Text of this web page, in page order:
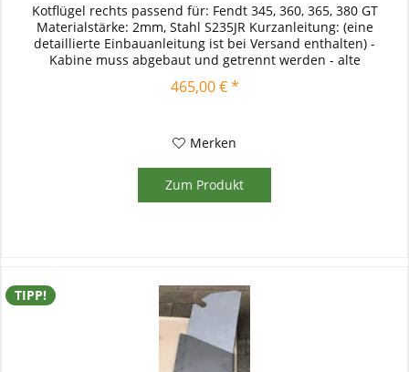
Kotflügel rechts passend für: Fendt 345, 360, 365, 380 GT
Materialstärke: 2mm, Stahl S235JR Kurzanleitung: (eine
detaillierte Einbauanleitung ist bei Versand enthalten) -
Kabine muss abgebaut und getrennt werden - alte
465,00 € *
Merken
Zum Produkt
TIPP!